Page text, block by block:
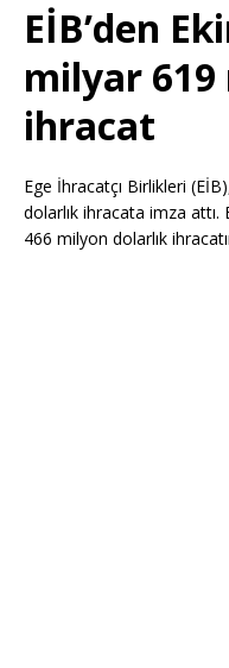
EİB’den
milyar 619
ihracat
Ege İhracatçı Birlikleri
dolarlık ihracata imza attı.
466 milyon dolarlık